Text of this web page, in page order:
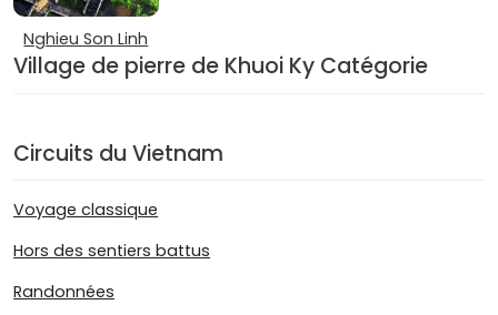
Nghieu Son Linh
Village de pierre de Khuoi Ky Catégorie
Circuits du Vietnam
Voyage classique
Hors des sentiers battus
Randonnées